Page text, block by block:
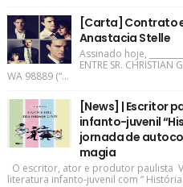
[Carta] Contrato
Anastacia Stelle
Assinado hoje,
ENTRE SR.
WA 98889 (“...
[News] | Escritor
infanto-juvenil
jornada de
magia
O escritor, ator e produtor paulista
literatura infanto-juvenil com “